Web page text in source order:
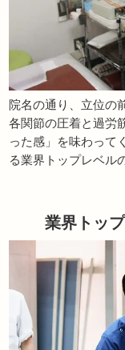
院名の通り、立位の
各関節の圧着と過労
った感」を味わって
る業界トップレベル
業界トッ